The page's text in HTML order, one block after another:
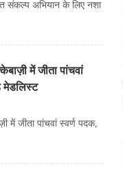
संकल्प अभियान के लिए नशा
में जीता पांचवां
मेडलिस्ट
जीता पांचवां स्वर्ण पदक,